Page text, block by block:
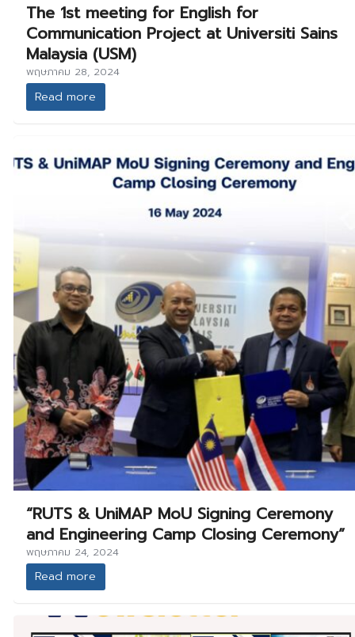
The 1st meeting for English for
Communication Project at Universiti Sains
Malaysia (USM)
พฤษภาคม 28, 2024
Read more
“RUTS & UniMAP MoU Signing Ceremony
and Engineering Camp Closing Ceremony”
พฤษภาคม 24, 2024
Read more